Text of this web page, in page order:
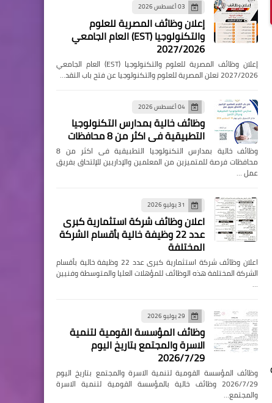
03 أغسطس 2026
إعلان وظائف المصرية للعلوم
والتكنولوجيا (EST) العام الجامعي
2027/2026
إعلان وظائف المصرية للعلوم والتكنولوجيا (EST) العام الجامعي
2027/2026 تعلن المصرية للعلوم والتكنولوجيا عن فتح باب التقد…
04 أغسطس 2026
وظائف خالية بمدارس التكنولوجيا
التطبيقية فى اكثر من 8 محافظات
وظائف خالية بمدارس التكنولوجيا التطبيقية فى اكثر من 8
محافظات فرصة للمتميزين من المعلمين والإداريين للإلتحاق بفريق
عمل …
31 يوليو 2026
اعلان وظائف شركة استثمارية كبرى
عدد 22 وظيفة خالية بأقسام الشركة
المختلفة
اعلان وظائف شركة استثمارية كبرى عدد 22 وظيفة خالية بأقسام
الشركة المختلفة هذه الوظائف للمؤهلات العليا والمتوسطة وفنيين
…
29 يوليو 2026
وظائف المؤسسة القومية لتنمية
الاسرة والمجتمع بتاريخ اليوم
2026/7/29
وظائف المؤسسة القومية لتنمية الاسرة والمجتمع بتاريخ اليوم
2026/7/29 وظائف خالية بالمؤسسة القومية لتنمية الاسرة
والمجتمع…